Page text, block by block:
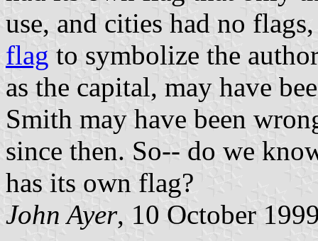
use, and cities had no
flag to symbolize the
as the capital, may have
Smith may have been
since then. So-- do we
has its own flag?
John Ayer, 10 October